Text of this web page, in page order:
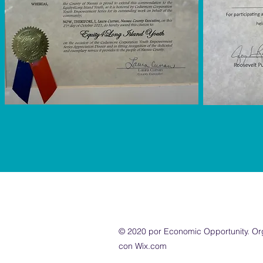
© 2020 por Economic Opportunity.
con Wix.com